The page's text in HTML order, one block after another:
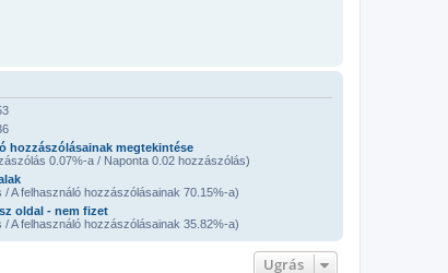
hozzászólásainak megtekintése
0.07%-a / Naponta 0.02 hozzászólás)
A felhasználó hozzászólásainak 70.15%-a)
oldal - nem fizet
A felhasználó hozzászólásainak 35.82%-a)
Ugrás